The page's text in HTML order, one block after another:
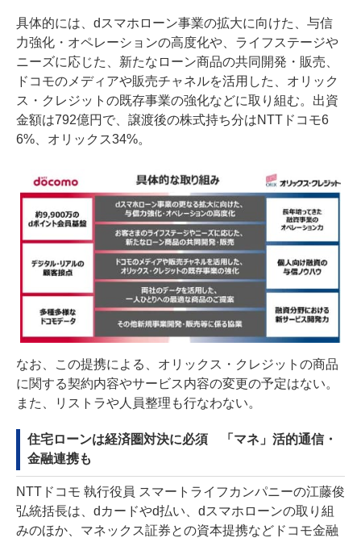
具体的には、dスマホローン事業の拡大に向けた、与信
力強化・オペレーションの高度化や、ライフステージや
ニーズに応じた、新たなローン商品の共同開発・販売、
ドコモのメディアや販売チャネルを活用した、オリック
ス・クレジットの既存事業の強化などに取り組む。出資
金額は792億円で、譲渡後の株式持ち分はNTTドコモ6
6%、オリックス34%。
なお、この提携による、オリックス・クレジットの商品
に関する契約内容やサービス内容の変更の予定はない。
また、リストラや人員整理も行なわない。
住宅ローンは経済圏対決に必須 「マネ」活的通信・
金融連携も
NTTドコモ 執行役員 スマートライフカンパニーの江藤俊
弘統括長は、dカードやd払い、dスマホローンの取り組
みのほか、マネックス証券との資本提携などドコモ金融